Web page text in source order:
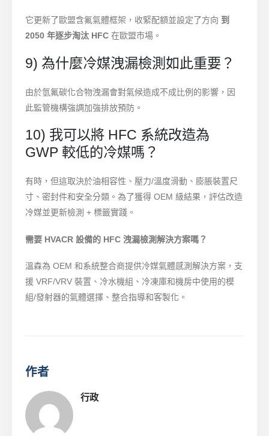
它更新了歐盟含氟氣體框架，收緊配額並設定了方向 到
2050 年逐步淘汰 HFC 在歐盟市場。
9) 為什麼冷媒洩漏檢測如此重要？
由於氫氟碳化合物洩漏會對氣候造成不成比例的影響，因
此監管機構強調加強排放預防。
10) 我可以將 HFC 系統改造為
GWP 較低的冷媒嗎？
有時，但這取決於油相容性、壓力/溫度滑動、膨脹裝置尺
寸、密封件和安全分類。為了獲得 OEM 級結果，評估改造
冷媒並更新檢測 + 標籤實踐。
需要 HVACR 設備的 HFC 洩漏檢測解決方案嗎？
溫森為 OEM 和系統整合商提供冷媒氣體感測解決方案，支
援 VRF/VRV 裝置、冷水機組、冷凍庫和機房中使用的模
組/發射器的氣體選擇、整合指導和客製化。
作者
行政